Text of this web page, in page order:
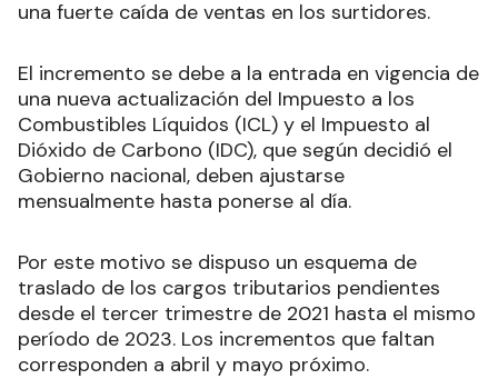
una fuerte caída de ventas en los surtidores.
El incremento se debe a la entrada en vigencia de
una nueva actualización del Impuesto a los
Combustibles Líquidos (ICL) y el Impuesto al
Dióxido de Carbono (IDC), que según decidió el
Gobierno nacional, deben ajustarse
mensualmente hasta ponerse al día.
Por este motivo se dispuso un esquema de
traslado de los cargos tributarios pendientes
desde el tercer trimestre de 2021 hasta el mismo
período de 2023. Los incrementos que faltan
corresponden a abril y mayo próximo.